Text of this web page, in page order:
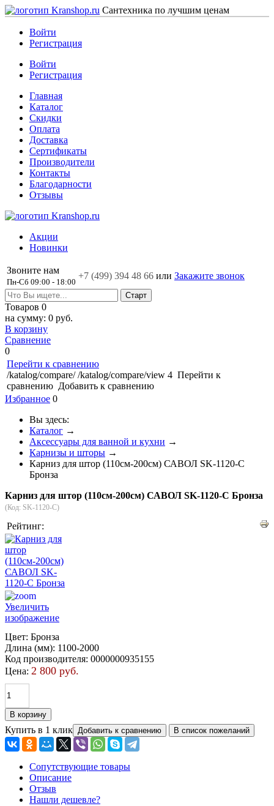
Сантехника по лучшим ценам
Войти
Регистрация
Войти
Регистрация
Главная
Каталог
Скидки
Оплата
Доставка
Сертификаты
Производители
Контакты
Благодарности
Отзывы
Акции
Новинки
Звоните нам
Пн-Сб 09:00 - 18:00
+7 (499) 394 48 66 или Закажите звонок
Товаров 0
на сумму: 0 руб.
В корзину
Сравнение
0
Перейти к сравнению
/katalog/compare/ /katalog/compare/view 4 Перейти к
сравнению Добавить к сравнению
Избранное 0
Вы здесь:
Каталог →
Аксессуары для ванной и кухни →
Карнизы и шторы →
Карниз для штор (110см-200см) САВОЛ SK-1120-C
Бронза
Карниз для штор (110см-200см) САВОЛ SK-1120-C Бронза
(Код: SK-1120-C)
Рейтинг:
Увеличить
изображение
Цвет: Бронза
Длина (мм): 1100-2000
Код производителя: 0000000935155
Цена: 2 800 руб.
Купить в 1 клик
Сопутствующие товары
Описание
Отзыв
Нашли дешевле?